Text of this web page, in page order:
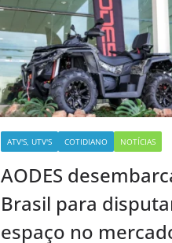
ATV'S, UTV'S COTIDIANO NOTÍCIAS
AODES
Brasil para
espaço no